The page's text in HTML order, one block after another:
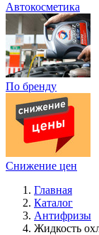
Автокосметика
По бренду
Снижение цен
Главная
Каталог
Антифризы
Жидкость